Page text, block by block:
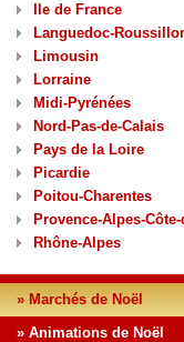
Ile de France
Languedoc-
Limousin
Lorraine
Midi-Pyrénées
Nord-Pas-de-Calais
Pays de la Loire
Picardie
Poitou-Charentes
Provence-Alpes-
Rhône-Alpes
» Marchés de Noël
» Animations de Noël